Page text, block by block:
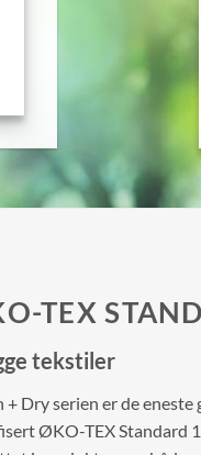
TEX
tekstiler
+ Dry serien er de
ØKO-TEX Standard